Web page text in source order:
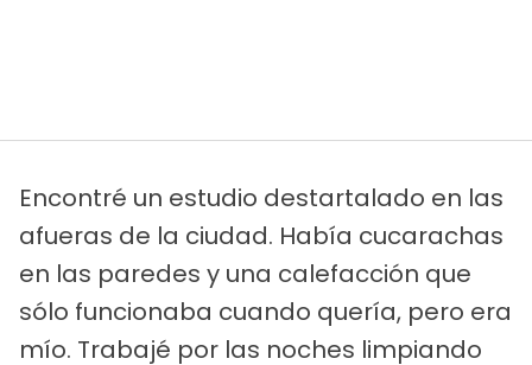
Encontré un estudio destartalado en las
afueras de la ciudad. Había cucarachas
en las paredes y una calefacción que
sólo funcionaba cuando quería, pero era
mío. Trabajé por las noches limpiando